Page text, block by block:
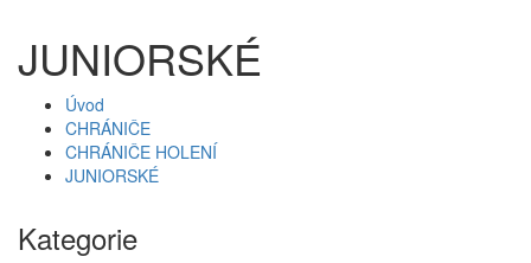
JUNIORSKÉ
Úvod
CHRÁNIČE
CHRÁNIČE HOLENÍ
JUNIORSKÉ
Kategorie